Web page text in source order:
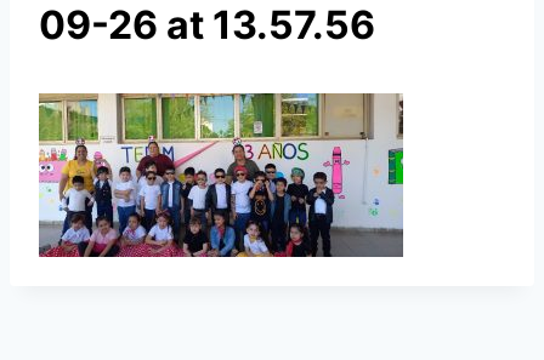
09-26 at 13.57.56